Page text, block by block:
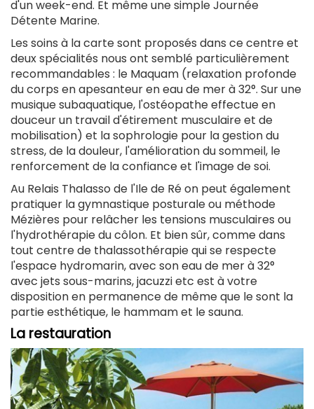
d'un week-end. Et même une simple Journée
Détente Marine.
Les soins à la carte sont proposés dans ce centre et
deux spécialités nous ont semblé particulièrement
recommandables : le Maquam (relaxation profonde
du corps en apesanteur en eau de mer à 32°. Sur une
musique subaquatique, l'ostéopathe effectue en
douceur un travail d'étirement musculaire et de
mobilisation) et la sophrologie pour la gestion du
stress, de la douleur, l'amélioration du sommeil, le
renforcement de la confiance et l'image de soi.
Au Relais Thalasso de l'Ile de Ré on peut également
pratiquer la gymnastique posturale ou méthode
Mézières pour relâcher les tensions musculaires ou
l'hydrothérapie du côlon. Et bien sûr, comme dans
tout centre de thalassothérapie qui se respecte
l'espace hydromarin, avec son eau de mer à 32°
avec jets sous-marins, jacuzzi etc est à votre
disposition en permanence de même que le sont la
partie esthétique, le hammam et le sauna.
La restauration